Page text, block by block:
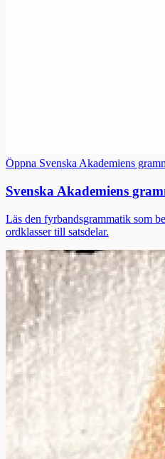
Öppna Svenska Akademiens
Svenska Akademiens
Läs den fyrbandsgrammatik som
ordklasser till satsdelar.